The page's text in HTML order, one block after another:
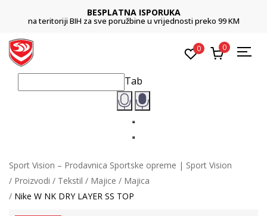
BESPLATNA ISPORUKA
na teritoriji BIH za sve poružbine u vrijednosti preko 99 KM
0 0
Tab
Sport Vision – Prodavnica Sportske opreme | Sport Vision
Proizvodi
Tekstil Majice
Majica
Nike W NK DRY LAYER SS TOP